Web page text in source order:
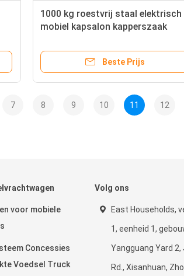
1000 kg roestvrij staal elektrisch
mobiel kapsalon kapperszaak
Beste Prijs
7 8 9 10 11 12
voor mobiele
Concessies
Voedsel Truck
Volg ons
East Households,
1, eenheid 1,
Yangguang Yard 2,
Rd., Xisanhuan,